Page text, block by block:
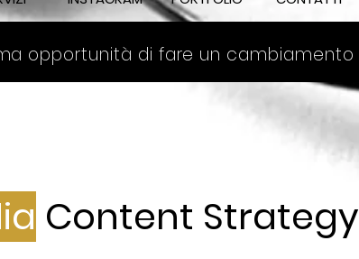
opportunità di fare un cambiamento
Content Strategy